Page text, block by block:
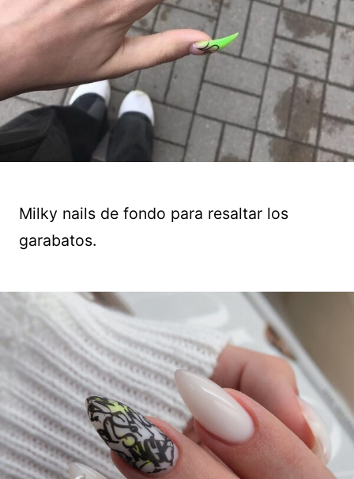
Milky nails de fondo para resaltar los
garabatos.